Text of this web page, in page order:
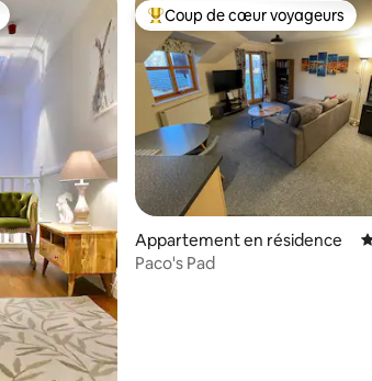
: 4,65 sur 5
Coups de cœur voyageurs les
Coup de cœur voyageurs
Appartement en résidence
Paco's Pad